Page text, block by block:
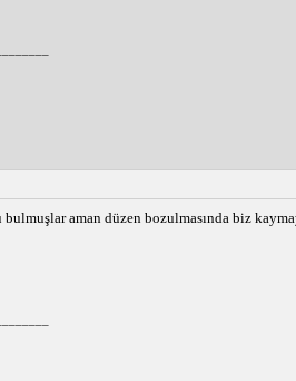
aman düzen bozulmasında biz